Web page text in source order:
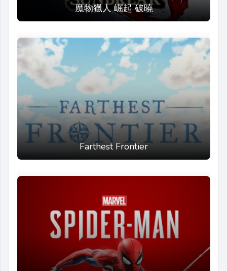
魔物獵人 崛起 破曉
Farthest Frontier